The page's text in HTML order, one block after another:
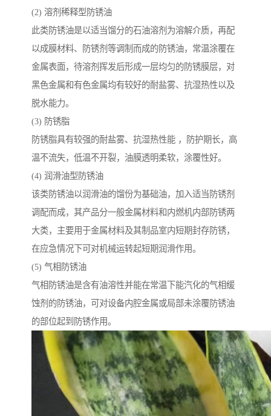
(2) 溶剂稀释型防锈油
此类防锈油是以适当馏分的石油溶剂为溶解介质，再配
以成膜材料、防锈剂等调制而成的防锈油，常温涂覆在
金属表面，待溶剂挥发后形成一层均匀的防锈膜层，对
黑色金属和有色金属均有较好的耐盐雾、抗湿热性以及
脱水能力。
(3) 防锈脂
防锈脂具有较强的耐盐雾、抗湿热性能 ，防护期长，高
温不流失，低温不开裂，油膜透明柔软，涂覆性好。
(4) 润滑油型防锈油
该类防锈油以润滑油的馏份为基础油，加入适当防锈剂
调配而成，其产品分一般金属材料和内燃机内部防锈两
大类，主要用于金属材料及其制品室内短期封存防锈，
在应急情况下可对机械运转起短期润滑作用。
(5) 气相防锈油
气相防锈油是含有油溶性并能在常温下能汽化的气相缓
蚀剂的防锈油，可对设备内腔金属或局部未涂覆防锈油
的部位起到防锈作用。